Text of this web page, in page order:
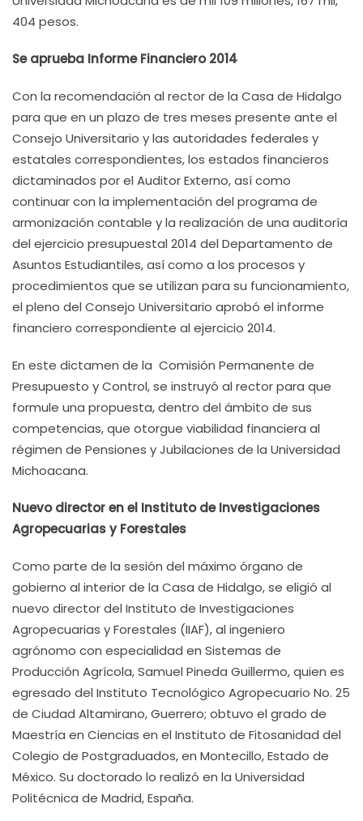
404 pesos.
Se aprueba Informe Financiero 2014
Con la recomendación al rector de la Casa de Hidalgo
para que en un plazo de tres meses presente ante el
Consejo Universitario y las autoridades federales y
estatales correspondientes, los estados financieros
dictaminados por el Auditor Externo, así como
continuar con la implementación del programa de
armonización contable y la realización de una auditoría
del ejercicio presupuestal 2014 del Departamento de
Asuntos Estudiantiles, así como a los procesos y
procedimientos que se utilizan para su funcionamiento,
el pleno del Consejo Universitario aprobó el informe
financiero correspondiente al ejercicio 2014.
En este dictamen de la Comisión Permanente de
Presupuesto y Control, se instruyó al rector para que
formule una propuesta, dentro del ámbito de sus
competencias, que otorgue viabilidad financiera al
régimen de Pensiones y Jubilaciones de la Universidad
Michoacana.
Nuevo director en el Instituto de Investigaciones
Agropecuarias y Forestales
Como parte de la sesión del máximo órgano de
gobierno al interior de la Casa de Hidalgo, se eligió al
nuevo director del Instituto de Investigaciones
Agropecuarias y Forestales (IIAF), al ingeniero
agrónomo con especialidad en Sistemas de
Producción Agrícola, Samuel Pineda Guillermo, quien es
egresado del Instituto Tecnológico Agropecuario No. 25
de Ciudad Altamirano, Guerrero; obtuvo el grado de
Maestría en Ciencias en el Instituto de Fitosanidad del
Colegio de Postgraduados, en Montecillo, Estado de
México. Su doctorado lo realizó en la Universidad
Politécnica de Madrid, España.